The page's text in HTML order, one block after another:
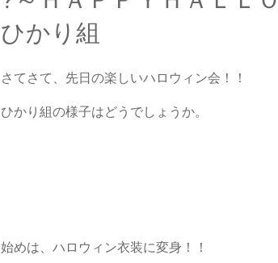
ひかり組
さてさて、先日の楽しいハロウィン会！！
ひかり組の様子はどうでしょうか。
始めは、ハロウィン衣装に変身！！